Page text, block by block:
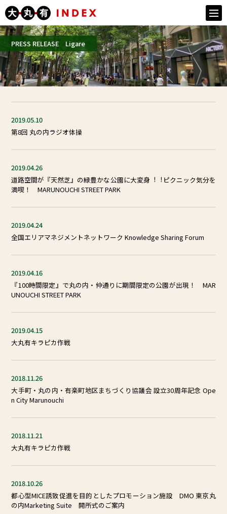
PRESS RELEASE Ligare
2019.05.10
第8回 丸の内ラジオ体操
2019.04.26
道路空間が『天然芝』の緑豊かな公園に⼤変⾝︕︕ピクニック気分を
満喫！ MARUNOUCHI STREET PARK
2019.04.24
全国エリアマネジメントネットワーク Knowledge Sharing Forum
2019.04.16
『100時間限定』で丸の内・仲通りに期間限定の公園が出現！ MAR
UNOUCHI STREET PARK
2019.04.15
大丸有キラピカ作戦
2018.11.26
⼤⼿町・丸の内・有楽町地区まちづくり協議会 設⽴30周年記念 Ope
n City Marunouchi
2018.11.21
大丸有キラピカ作戦
2018.10.26
都⼼型MICE誘致促進を⽬的としたプロモーション施設 DMO 東京丸
の内Marketing Suite 開所式のご案内